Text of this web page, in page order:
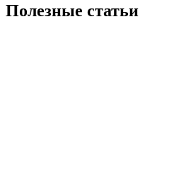
Полезные статьи